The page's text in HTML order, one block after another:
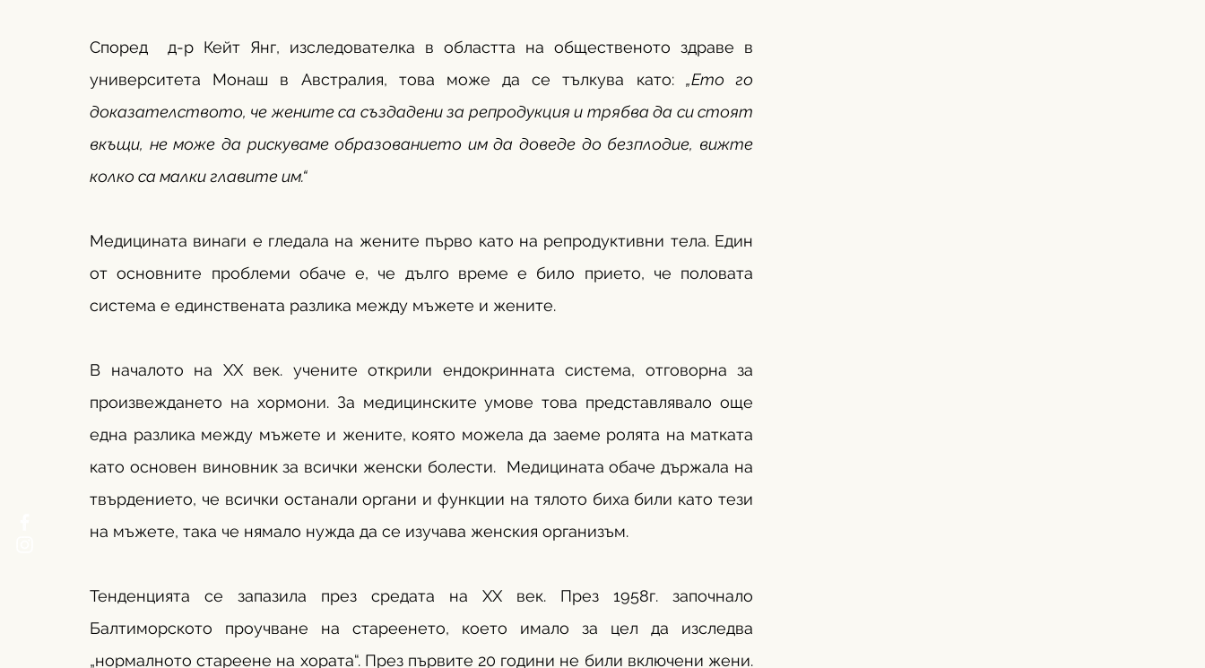
Според  д-р Кейт Янг, изследователка в областта на общественото здраве в
университета Монаш в Австралия, това може да се тълкува като: „Ето го
доказателството, че жените са създадени за репродукция и трябва да си стоят
вкъщи, не може да рискуваме образованието им да доведе до безплодие, вижте
колко са малки главите им.“
Медицината винаги е гледала на жените първо като на репродуктивни тела. Един
от основните проблеми обаче е, че дълго време е било прието, че половата
система е единствената разлика между мъжете и жените.
В началото на ХХ век. учените открили ендокринната система, отговорна за
произвеждането на хормони. За медицинските умове това представлявало още
една разлика между мъжете и жените, която можела да заеме ролята на матката
като основен виновник за всички женски болести.  Медицината обаче държала на
твърдението, че всички останали органи и функции на тялото биха били като тези
на мъжете, така че нямало нужда да се изучава женския организъм.
Тенденцията се запазила през средата на ХХ век. През 1958г. започнало
Балтиморското проучване на стареенето, което имало за цел да изследва